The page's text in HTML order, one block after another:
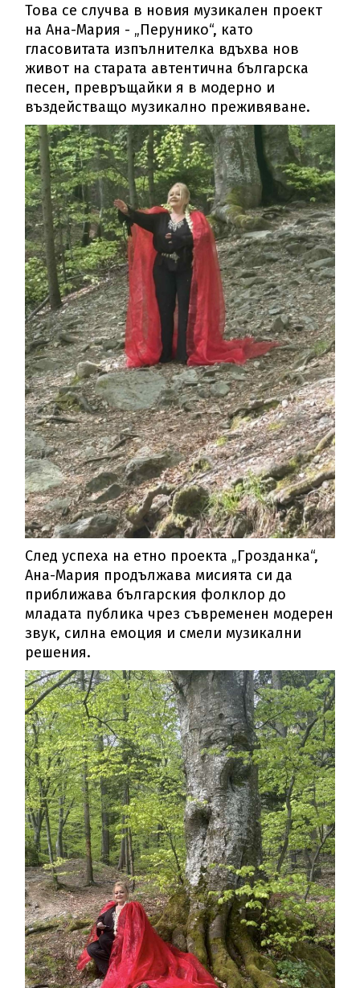
Това се случва в новия музикален проект
на Ана-Мария - „Перунико“, като
гласовитата изпълнителка вдъхва нов
живот на старата автентична българска
песен, превръщайки я в модерно и
въздействащо музикално преживяване.
След успеха на етно проекта „Грозданка“,
Ана-Мария продължава мисията си да
приближава българския фолклор до
младата публика чрез съвременен модерен
звук, силна емоция и смели музикални
решения.